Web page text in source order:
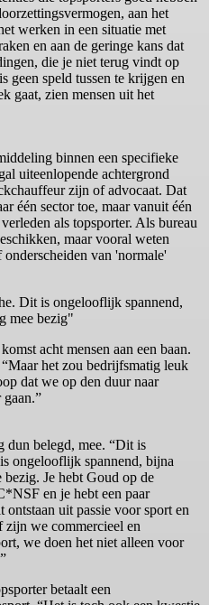
aan het
werken in een situatie met
en aan de geringe kans dat
die je niet terug vindt op
geen speld tussen te krijgen en
gaat, zien mensen uit het
binnen een specifieke
uiteenlopende achtergrond
zijn of advocaat. Dat
één sector toe, maar vanuit één
als topsporter. Als bureau
maar vooral weten
van 'normale'
Dit is ongelooflijk spannend,
mee bezig"
acht mensen aan een baan.
het zou bedrijfsmatig leuk
dat we op den duur naar
dun belegd, mee. “Dit is
ongelooflijk spannend, bijna
Je hebt Goud op de
en je hebt een paar
uit passie voor sport en
we commercieel en
we doen het niet alleen voor
betaalt een